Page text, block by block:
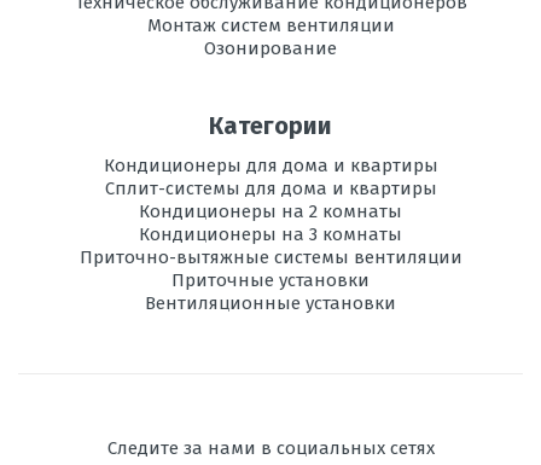
Монтаж систем вентиляции
Озонирование
Категории
Кондиционеры для дома и квартиры
Сплит-системы для дома и квартиры
Кондиционеры на 2 комнаты
Кондиционеры на 3 комнаты
Приточно-вытяжные системы вентиляции
Приточные установки
Вентиляционные установки
Следите за нами в социальных сетях